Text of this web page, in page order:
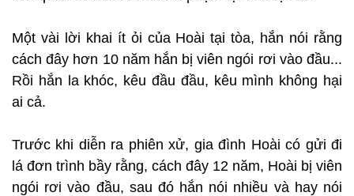
Một vài lời khai ít ỏi của Hoài tại tòa, hắn nói rằng
cách đây hơn 10 năm hắn bị viên ngói rơi vào đầu...
Rồi hắn la khóc, kêu đầu đầu, kêu mình không hại
ai cả.
Trước khi diễn ra phiên xử, gia đình Hoài có gửi đi
lá đơn trình bầy rằng, cách đây 12 năm, Hoài bị viên
ngói rơi vào đầu, sau đó hắn nói nhiều và hay nói